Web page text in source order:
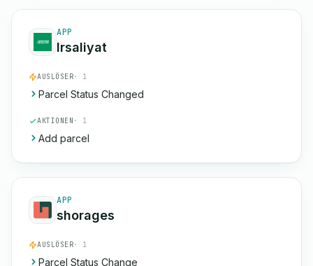
APP
Irsaliyat
AUSLÖSER· 1
Parcel Status Changed
AKTIONEN · 1
Add parcel
APP
shorages
AUSLÖSER· 1
Parcel Status Change